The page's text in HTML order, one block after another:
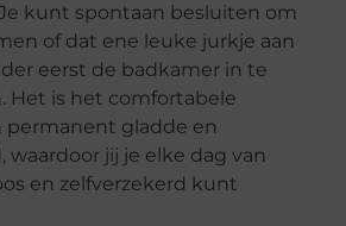
Je kunt spontaan besluiten om
of dat ene leuke jurkje aan
eerst de badkamer in te
Het is het comfortabele
permanent gladde en
waardoor jij je elke dag van
en zelfverzekerd kunt